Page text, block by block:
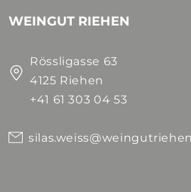
WEINGUT RIEHEN
Rössligasse 63
4125 Riehen
+41 61 303 04 53